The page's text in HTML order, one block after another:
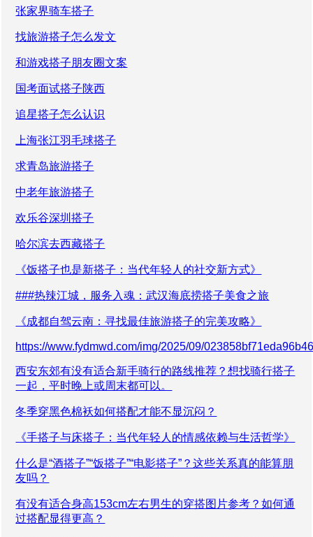
张家界骑车搭子
找旅游搭子怎么发文
和游戏搭子朋友圈文案
国考面试搭子陕西
追星搭子怎么认识
上海张江羽毛球搭子
求青岛旅游搭子
中老年旅游搭子
欢乐谷深圳搭子
哈尔滨去西藏搭子
《饭搭子也是新搭子：当代年轻人的社交新方式》
###热辣江城，服务入魂：武汉海底捞搭子美食之旅
《成都自驾云南：寻找最佳旅游搭子的完美攻略》
https://www.fydmwd.com/img/2025/09/
西安东郊有没有适合新手骑行的路线推荐？想找骑行搭子
一起，平时晚上或周末都可以。
冬季穿黑色棉袄如何搭配才能不显沉闷？
《手搭子与床搭子：当代年轻人的情感依赖与生活哲学》
什么是“酒搭子”“饭搭子”“电影搭子”？这些关系真的能算朋
友吗？
有没有适合身高153cm左右男生的穿搭图片参考？如何通
过搭配显得更高？